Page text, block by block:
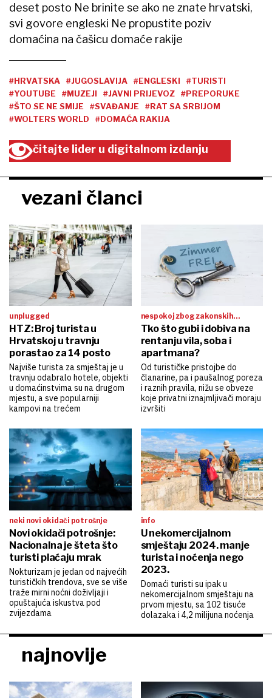
deset posto Ne brinite se ako ne znate hrvatski,
svi govore engleski Ne propustite poziv
domaćina na čašicu domaće rakije
#HRVATSKA #JUGOSLAVIJA #ENGLESKI
#TURISTI
#YOUTUBE
#MUZEJI #JAVNI PRIJEVOZ
#PREPORUKE
#ŠTO SE NE SMIJE
#SVAĐANJE
#RAT SA SRBIJOM
#WOLTERS WORLD
#DOMAĆA RAKIJA
čitajte lider u digitalnom izdanju
vezani članci
unplugged
HTZ: Broj turista u
Hrvatskoj u travnju
porastao za 14 posto
Najviše turista za smještaj je u
travnju odabralo hotele, objekti
u domaćinstvima su na drugom
mjestu, a sve popularniji
kampovi na trećem
nespokoj zbog zakonskih
promjena
Tko što gubi i dobiva na
rentanju vila, soba i
apartmana?
Od turističke pristojbe do
članarine, pa i paušalnog poreza
i raznih pravila, nižu se obveze
koje privatni iznajmljivači moraju
izvršiti
neki novi okidači potrošnje
Novi okidači potrošnje:
Nacionalna je šteta što
turisti plaćaju mrak
Nokturizam je jedan od najvećih
turističkih trendova, sve se više
traže mirni noćni doživljaji i
opuštajuća iskustva pod
zvijezdama
info
U nekomercijalnom
smještaju 2024. manje
turista i noćenja nego
2023.
Domaći turisti su ipak u
nekomercijalnom smještaju na
prvom mjestu, sa 102 tisuće
dolazaka i 4,2 milijuna noćenja
najnovije